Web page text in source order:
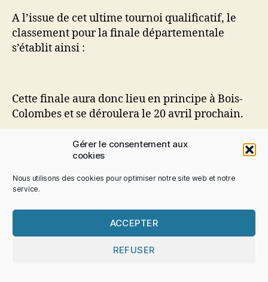
Gérer le consentement aux
cookies
Nous utilisons des cookies pour optimiser notre site web et notre
service.
ACCEPTER
REFUSER
A l’issue de cet ultime tournoi qualificatif, le
classement pour la finale départementale
s’établit ainsi :
Cette finale aura donc lieu en principe à Bois-
Colombes et se déroulera le 20 avril prochain.
Pagination
des
publications
1 2 …